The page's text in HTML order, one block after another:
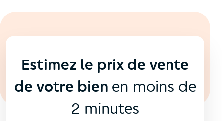
Estimez le prix de vente
de votre bien en moins de
2 minutes